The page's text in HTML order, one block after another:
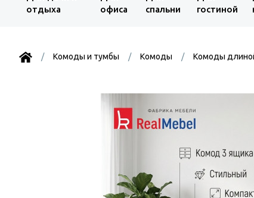
отдыха
офиса
спальни
гостиной
Комоды и тумбы Комоды Комоды